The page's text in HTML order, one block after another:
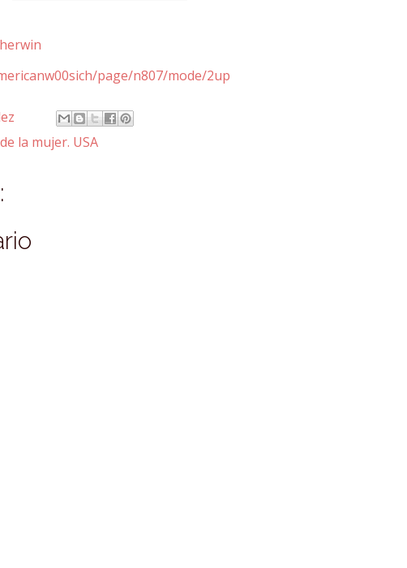
page/n807/mode/2up
la mujer. USA